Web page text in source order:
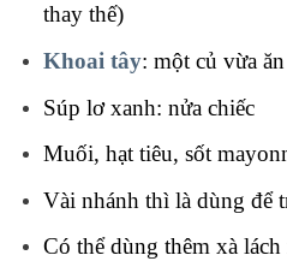
thay thế)
Khoai tây: một củ vừa ăn
Súp lơ xanh: nửa chiếc
Muối, hạt tiêu, sốt
Vài nhánh thì là dùng để
Có thể dùng thêm xà